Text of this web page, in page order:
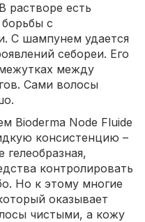
растворе есть
с
С шампунем удается
себореи. Его
между
Сами волосы
Bioderma Node Fluide
консистенцию –
гелеобразная,
контролировать
Но к этому многие
оказывает
чистыми, а кожу